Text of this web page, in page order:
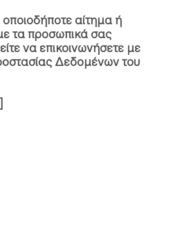
οποιοδήποτε αίτημα ή
τα προσωπικά σας
να επικοινωνήσετε με
Δεδομένων του